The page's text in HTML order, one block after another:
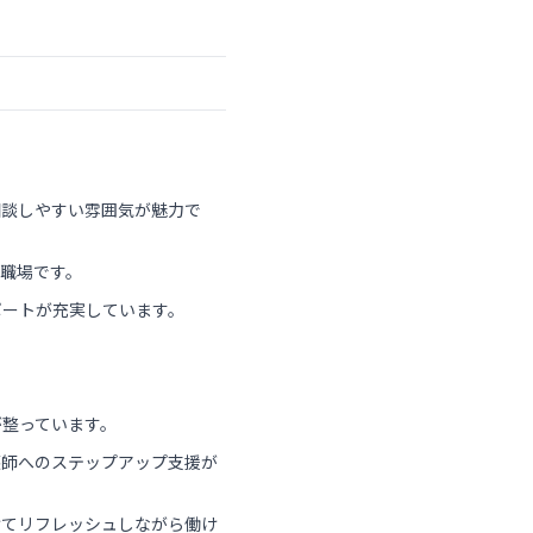
しやすい雰囲気が魅力で
場です。
トが充実しています。
っています。
へのステップアップ支援が
リフレッシュしながら働け